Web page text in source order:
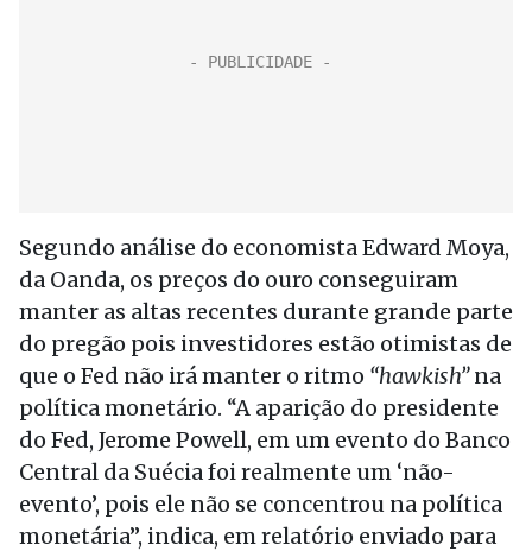
Segundo análise do economista Edward Moya,
da Oanda, os preços do ouro conseguiram
manter as altas recentes durante grande parte
do pregão pois investidores estão otimistas de
que o Fed não irá manter o ritmo “hawkish”na
política monetário. “A aparição do presidente
do Fed, Jerome Powell, em um evento do Banco
Central da Suécia foi realmente um ‘não-
evento’, pois ele não se concentrou na política
monetária”, indica, em relatório enviado para